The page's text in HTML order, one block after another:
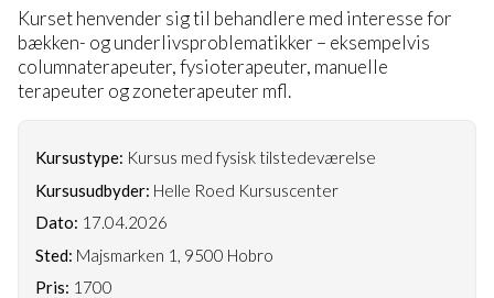
Kurset henvender sig til behandlere med interesse for
bækken- og underlivsproblematikker – eksempelvis
columnaterapeuter, fysioterapeuter, manuelle
terapeuter og zoneterapeuter mfl.
Kursustype: Kursus med fysisk tilstedeværelse
Kursusudbyder: Helle Roed Kursuscenter
Dato: 17.04.2026
Sted: Majsmarken 1, 9500 Hobro
Pris: 1700